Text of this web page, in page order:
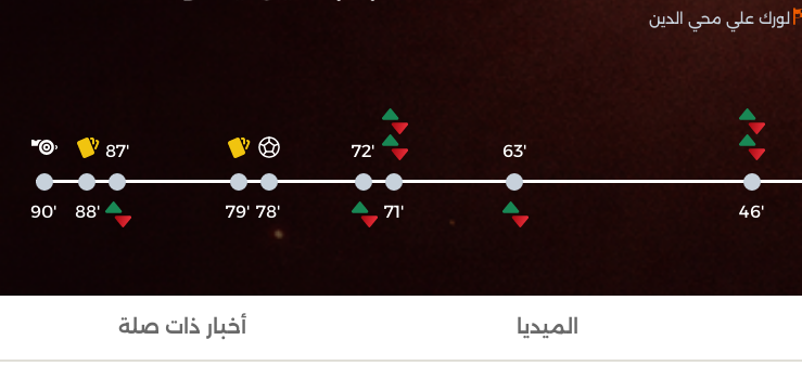
لورك علي محي الدين
'46
'63
'71
'72
'78
'79
'87
'88
'90
الميديا أخبار ذات صلة